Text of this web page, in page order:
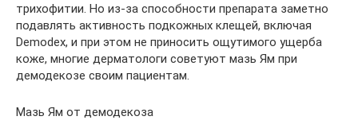
трихофитии. Но из-за способности препарата заметно
подавлять активность подкожных клещей, включая
Demodex, и при этом не приносить ощутимого ущерба
коже, многие дерматологи советуют мазь Ям при
демодекозе своим пациентам.
Мазь Ям от демодекоза